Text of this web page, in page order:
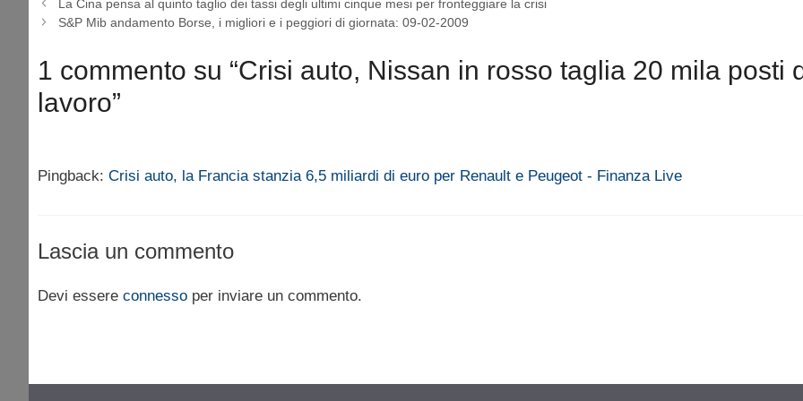
La Cina pensa al quinto taglio dei tassi degli ultimi cinque mesi per fronteggiare la crisi
S&P Mib andamento Borse, i migliori e i peggiori di giornata: 09-02-2009
1 commento su “Crisi auto, Nissan in rosso taglia 20 mila posti
lavoro”
Pingback: Crisi auto, la Francia stanzia 6,5 miliardi di euro per Renault e Peugeot - Finanza Live
Lascia un commento
Devi essere connesso per inviare un commento.